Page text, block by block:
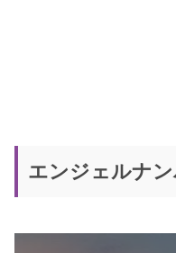
エンジェルナ